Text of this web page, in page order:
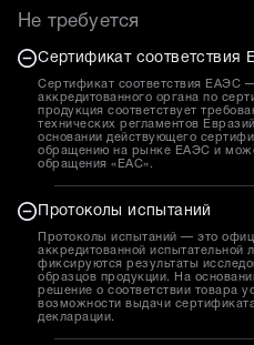
Не требуется
Сертификат соответствия
Сертификат соответствия ЕАЭС
аккредитованного органа по
продукция соответствует
технических регламентов
основании действующего
обращению на рынке ЕАЭС и
обращения «EAC».
Протоколы испытаний
Протоколы испытаний — это
аккредитованной испытательной
фиксируются результаты
образцов продукции. На
решение о соответствии товара
возможности выдачи
декларации.